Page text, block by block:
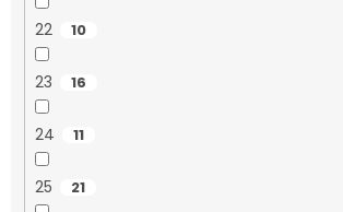
22 10
23 16
24 11
25 21